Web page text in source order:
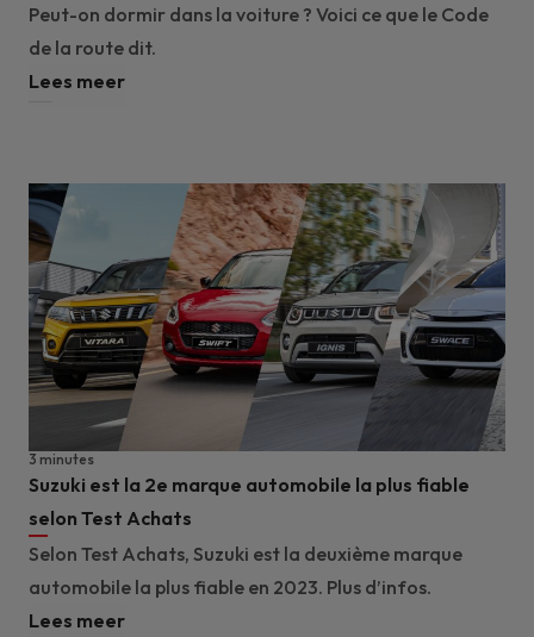
Peut-on dormir dans la voiture ? Voici ce que le Code
de la route dit.
Lees meer
Suzuki est la 2e marque automobile la plus fiable
selon Test Achats
3 minutes
Selon Test Achats, Suzuki est la deuxième marque
automobile la plus fiable en 2023. Plus d’infos.
Lees meer